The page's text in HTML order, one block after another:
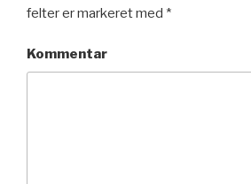
felter er markeret med *
Kommentar